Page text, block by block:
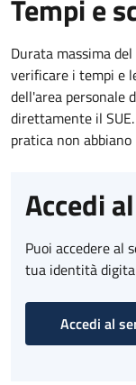
Tempi e
Durata massima
verificare i tempi e
dell'area personale
direttamente il
pratica non
Accedi
Puoi accedere al
tua identità
Accedi al